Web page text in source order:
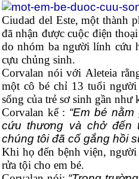
Ciudad del Este, một thành
đã nhận được cuộc điện
do nhóm ba người lính cứu
cựu chủng sinh.
Corvalan nói với Aleteia
một cô bé chỉ 13 tuổi
sống của trẻ sơ sinh gần như
Corvalan kể : “Em bé
cứu thương và chở đến
chúng tôi đã cố gắng hồi
Khi họ đến bệnh viện,
rửa tội cho em bé.